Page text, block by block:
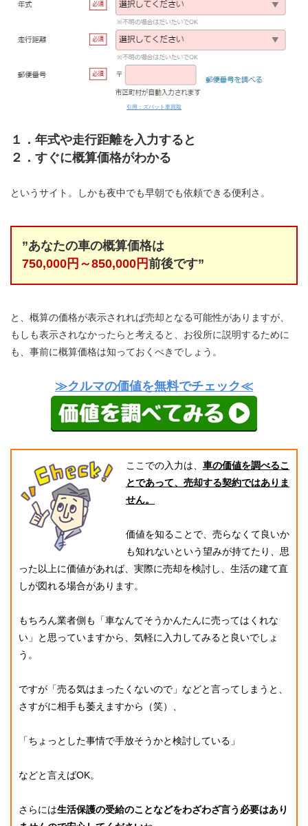
引用：ズバット車買取
１．年式や走行距離を入力すると
２．すぐに概算価格がわかる
というサイト。しかも夜中でも早朝でも依頼できる便利さ。
”あなたの車の概算価格は
750,000円～850,000円前後です”
と、概算の価格が表示されれば売却となる可能性がありますが、
もしも表示されなかったらと考えると、お役所に説明するために
も、事前に概算価格は知っておくべきでしょう。
≫クルマの価値を無料でチェック≪
ここでの入力は、 車の価値を調べるこ
とであって、売却する契約ではありま
せん。
価値を知ることで、売らなくて良いか
も知れないという望みが持てたり、思
った以上に価値があれば、実際に売却を検討し、生活の建て直
しが図れる場合があります。
もちろん業者側も「車なんてそうかんたんに売ってはくれな
い」と思っていますから、気軽に入力してみると良いでしょ
う。
ですが「売る気はまったくないので」などと言ってしまうと、
さすがに相手も萎えますから（笑）、
「ちょっとした事情で手放そうかと検討している」
などと言えばOK。
さらには生活保護の受給のことなどをわざわざ言う必要はあり